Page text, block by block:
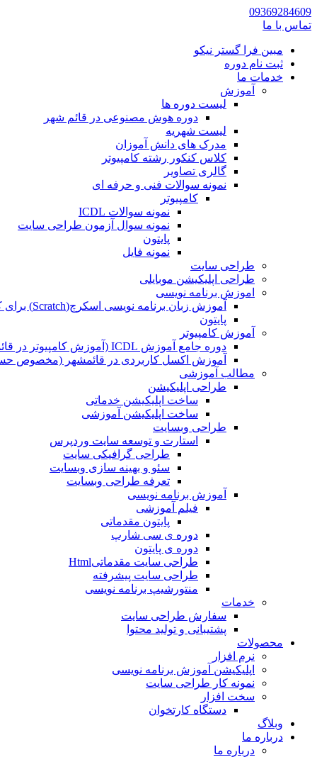
09369284609
تماس با ما
مبین فرا گستر نیکو
ثبت نام دوره
خدمات ما
آموزش
لیست دوره ها
دوره هوش مصنوعی در قائم شهر
لیست شهریه
مدرک های دانش آموزان
کلاس کنکور رشته کامپیوتر
گالری تصاویر
نمونه سوالات فنی و حرفه ای
کامپیوتر
نمونه سوالات ICDL
نمونه سوال آزمون طراحی سایت
پایتون
نمونه فایل
طراحی سایت
طراحی اپلیکیشن موبایلی
اموزش برنامه نویسی
آموزش زبان برنامه نویسی اسکرچ(Scratch) برای کودکان
پایتون
آموزش کامپیوتر
دوره جامع آموزش ICDL (آموزش کامپیوتر در قائمشهر)
آموزش اکسل کاربردی در قائمشهر (مخصوص
مطالب آموزشی
طراحی اپلیکیشن
ساخت اپلیکیشن خدماتی
ساخت اپلیکیشن آموزشی
طراحی وبسایت
استارت و توسعه سایت وردپرس
طراحی گرافیکی سایت
سئو و بهینه سازی وبسایت
تعرفه طراحی وبسایت
آموزش برنامه نویسی
فیلم آموزشی
پایتون مقدماتی
دوره ی سی شارپ
دوره ی پایتون
طراحی سایت مقدماتیHtml
طراحی سایت پیشرفته
منتورشیپ برنامه نویسی
خدمات
سفارش طراحی سایت
پشتیبانی و تولید محتوا
محصولات
نرم افزار
اپلیکیشن آموزش برنامه نویسی
نمونه کار طراحی سایت
سخت افزار
دستگاه کارتخوان
وبلاگ
درباره ما
درباره ما